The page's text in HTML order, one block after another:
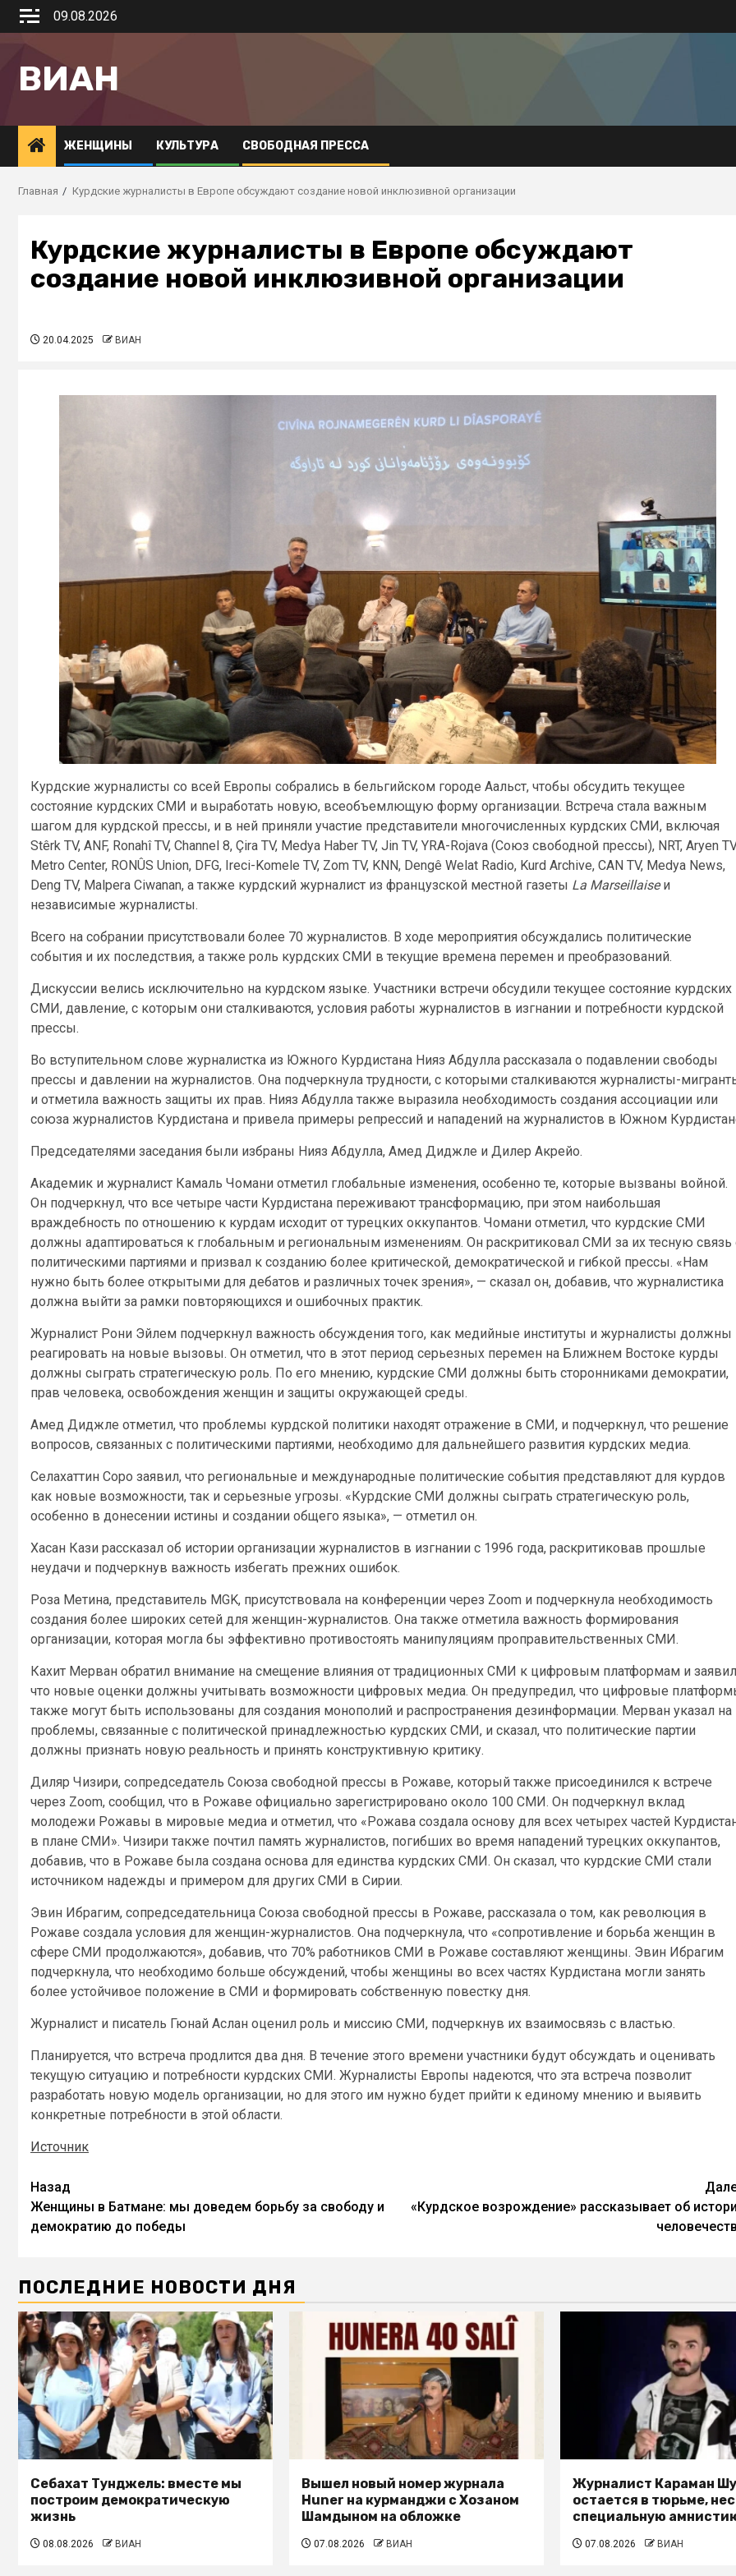
09.08.2026
ВИАН
ЖЕНЩИНЫ КУЛЬТУРА СВОБОДНАЯ ПРЕССА
Главная Курдские журналисты в Европе обсуждают создание новой инклюзивной организации
Курдские журналисты в Европе обсуждают
создание новой инклюзивной организации
20.04.2025 ВИАН
Курдские журналисты со всей Европы собрались в бельгийском городе Аальст, чтобы обсудить текущее
состояние курдских СМИ и выработать новую, всеобъемлющую форму организации. Встреча стала важным
шагом для курдской прессы, и в ней приняли участие представители многочисленных курдских СМИ, включая
Stêrk TV, ANF, Ronahî TV, Channel 8, Çira TV, Medya Haber TV, Jin TV, YRA-Rojava (Союз свободной прессы), NRT, Aryen
Metro Center, RONÛS Union, DFG, Ireci-Komele TV, Zom TV, KNN, Dengê Welat Radio, Kurd Archive, CAN TV, Medya News,
Deng TV, Malpera Ciwanan, а также курдский журналист из французской местной газеты La Marseillaiseи
независимые журналисты.
Всего на собрании присутствовали более 70 журналистов. В ходе мероприятия обсуждались политические
события и их последствия, а также роль курдских СМИ в текущие времена перемен и преобразований.
Дискуссии велись исключительно на курдском языке. Участники встречи обсудили текущее состояние курдских
СМИ, давление, с которым они сталкиваются, условия работы журналистов в изгнании и потребности курдской
прессы.
Во вступительном слове журналистка из Южного Курдистана Нияз Абдулла рассказала о подавлении свободы
прессы и давлении на журналистов. Она подчеркнула трудности, с которыми сталкиваются журналисты-
и отметила важность защиты их прав. Нияз Абдулла также выразила необходимость создания ассоциации или
союза журналистов Курдистана и привела примеры репрессий и нападений на журналистов в Южном
Председателями заседания были избраны Нияз Абдулла, Амед Диджле и Дилер Акрейо.
Академик и журналист Камаль Чомани отметил глобальные изменения, особенно те, которые вызваны войной.
Он подчеркнул, что все четыре части Курдистана переживают трансформацию, при этом наибольшая
враждебность по отношению к курдам исходит от турецких оккупантов. Чомани отметил, что курдские СМИ
должны адаптироваться к глобальным и региональным изменениям. Он раскритиковал СМИ за их тесную связь
политическими партиями и призвал к созданию более критической, демократической и гибкой прессы. «Нам
нужно быть более открытыми для дебатов и различных точек зрения», — сказал он, добавив, что журналистика
должна выйти за рамки повторяющихся и ошибочных практик.
Журналист Рони Эйлем подчеркнул важность обсуждения того, как медийные институты и журналисты должны
реагировать на новые вызовы. Он отметил, что в этот период серьезных перемен на Ближнем Востоке курды
должны сыграть стратегическую роль. По его мнению, курдские СМИ должны быть сторонниками демократии,
прав человека, освобождения женщин и защиты окружающей среды.
Амед Диджле отметил, что проблемы курдской политики находят отражение в СМИ, и подчеркнул, что решение
вопросов, связанных с политическими партиями, необходимо для дальнейшего развития курдских медиа.
Селахаттин Соро заявил, что региональные и международные политические события представляют для курдов
как новые возможности, так и серьезные угрозы. «Курдские СМИ должны сыграть стратегическую роль,
особенно в донесении истины и создании общего языка», — отметил он.
Хасан Кази рассказал об истории организации журналистов в изгнании с 1996 года, раскритиковав прошлые
неудачи и подчеркнув важность избегать прежних ошибок.
Роза Метина, представитель MGK, присутствовала на конференции через Zoom и подчеркнула необходимость
создания более широких сетей для женщин-журналистов. Она также отметила важность формирования
организации, которая могла бы эффективно противостоять манипуляциям проправительственных СМИ.
Кахит Мерван обратил внимание на смещение влияния от традиционных СМИ к цифровым платформам и
что новые оценки должны учитывать возможности цифровых медиа. Он предупредил, что цифровые
также могут быть использованы для создания монополий и распространения дезинформации. Мерван указал на
проблемы, связанные с политической принадлежностью курдских СМИ, и сказал, что политические партии
должны признать новую реальность и принять конструктивную критику.
Диляр Чизири, сопредседатель Союза свободной прессы в Рожаве, который также присоединился к встрече
через Zoom, сообщил, что в Рожаве официально зарегистрировано около 100 СМИ. Он подчеркнул вклад
молодежи Рожавы в мировые медиа и отметил, что «Рожава создала основу для всех четырех частей
в плане СМИ». Чизири также почтил память журналистов, погибших во время нападений турецких оккупантов,
добавив, что в Рожаве была создана основа для единства курдских СМИ. Он сказал, что курдские СМИ стали
источником надежды и примером для других СМИ в Сирии.
Эвин Ибрагим, сопредседательница Союза свободной прессы в Рожаве, рассказала о том, как революция в
Рожаве создала условия для женщин-журналистов. Она подчеркнула, что «сопротивление и борьба женщин в
сфере СМИ продолжаются», добавив, что 70% работников СМИ в Рожаве составляют женщины. Эвин Ибрагим
подчеркнула, что необходимо больше обсуждений, чтобы женщины во всех частях Курдистана могли занять
более устойчивое положение в СМИ и формировать собственную повестку дня.
Журналист и писатель Гюнай Аслан оценил роль и миссию СМИ, подчеркнув их взаимосвязь с властью.
Планируется, что встреча продлится два дня. В течение этого времени участники будут обсуждать и оценивать
текущую ситуацию и потребности курдских СМИ. Журналисты Европы надеются, что эта встреча позволит
разработать новую модель организации, но для этого им нужно будет прийти к единому мнению и выявить
конкретные потребности в этой области.
Источник
Назад
Женщины в Батмане: мы доведем борьбу за свободу и
демократию до победы
«Курдское возрождение» рассказывает об
ПОСЛЕДНИЕ НОВОСТИ ДНЯ
Себахат Тунджель: вместе мы
построим демократическую
жизнь
08.08.2026 ВИАН
Вышел новый номер журнала
Huner на курманджи с Хозаном
Шамдыном на обложке
07.08.2026 ВИАН
Журналист Караман
остается в тюрьме,
специальную
07.08.2026 ВИАН